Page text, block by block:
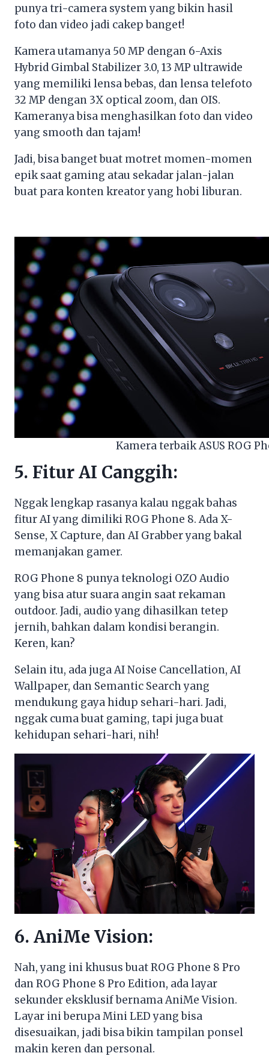
punya tri-camera system yang bikin hasil
foto dan video jadi cakep banget!
Kamera utamanya 50 MP dengan 6-Axis
Hybrid Gimbal Stabilizer 3.0, 13 MP ultrawide
yang memiliki lensa bebas, dan lensa telefoto
32 MP dengan 3X optical zoom, dan OIS.
Kameranya bisa menghasilkan foto dan video
yang smooth dan tajam!
Jadi, bisa banget buat motret momen-momen
epik saat gaming atau sekadar jalan-jalan
buat para konten kreator yang hobi liburan.
Kamera terbaik ASUS ROG
5. Fitur AI Canggih:
Nggak lengkap rasanya kalau nggak bahas
fitur AI yang dimiliki ROG Phone 8. Ada X-
Sense, X Capture, dan AI Grabber yang bakal
memanjakan gamer.
ROG Phone 8 punya teknologi OZO Audio
yang bisa atur suara angin saat rekaman
outdoor. Jadi, audio yang dihasilkan tetep
jernih, bahkan dalam kondisi berangin.
Keren, kan?
Selain itu, ada juga AI Noise Cancellation, AI
Wallpaper, dan Semantic Search yang
mendukung gaya hidup sehari-hari. Jadi,
nggak cuma buat gaming, tapi juga buat
kehidupan sehari-hari, nih!
6. AniMe Vision:
Nah, yang ini khusus buat ROG Phone 8 Pro
dan ROG Phone 8 Pro Edition, ada layar
sekunder eksklusif bernama AniMe Vision.
Layar ini berupa Mini LED yang bisa
disesuaikan, jadi bisa bikin tampilan ponsel
makin keren dan personal.